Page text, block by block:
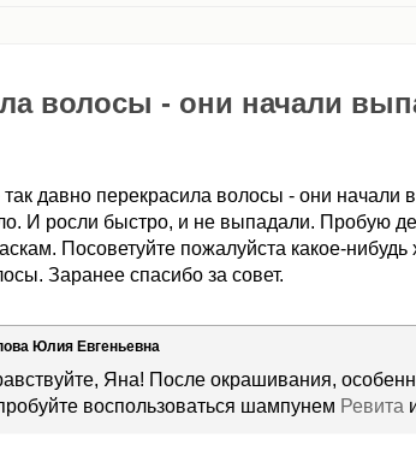
волосы - они начали
давно перекрасила волосы - они начали
И росли быстро, и не выпадали. Пробую
Посоветуйте пожалуйста какое-
Заранее спасибо за совет.
Юлия Евгеньевна
Яна! После окрашивания,
воспользоваться шампунем Ревита